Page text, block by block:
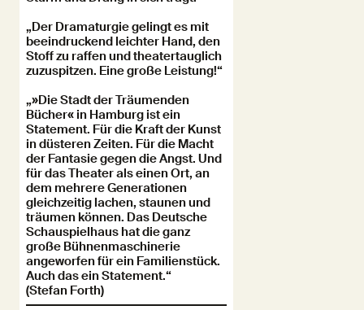
„Der Dramaturgie gelingt es mit
beeindruckend leichter Hand, den
Stoff zu raffen und theatertauglich
zuzuspitzen. Eine große Leistung!“
„»Die Stadt der Träumenden
Bücher« in Hamburg ist ein
Statement. Für die Kraft der Kunst
in düsteren Zeiten. Für die Macht
der Fantasie gegen die Angst. Und
für das Theater als einen Ort, an
dem mehrere Generationen
gleichzeitig lachen, staunen und
träumen können. Das Deutsche
Schauspielhaus hat die ganz
große Bühnenmaschinerie
angeworfen für ein Familienstück.
Auch das ein Statement.“
(Stefan Forth)